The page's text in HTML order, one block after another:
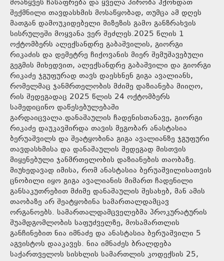
მოაწყვეს ჩასაფრება და ყველა პირობა ჰქონდათ
შექმნილი თავდასხმის მოსაწყობად, თუმცა ამ დღეს
მათგან დამოუკიდებელი მიზეზის გამო განზრახვის
სისრულეში მოყვანა ვერ შეძლეს.2025 წლის 1
ოქტომბერს ალექსანდრე გაბაშვილის, გიორგი
რიკაძის და დემეტრე ჩიქოვანის მიერ შემუშავებული
გეგმის მიხედვით, ალექსანდრე გაბაშვილი და გიორგი
რიკაძე ჯგუფურად თავს დაესხნენ გიგა ავალიანს,
რომელმაც ჯანმრთელობის მძიმე დაზიანება მიიღო,
რის შედეგადაც 2025 წლის 24 ოქტომბერს
სამედიცინო დაწესებულებაში
გარდაიცვალა.დანაშაულის ჩადენისთანავე, გიორგი
რიკაძე დაუკავშირდა თავის მეგობარ ანასტასია
ბერუაშვილს და შეატყობინა გიგა ავალიანზე ჯგუფური
თავდასხმისა და დანაშაულის შედეგად მისთვის
მიყენებული ჯანმრთელობის დაზიანების თაობაზე.
მიუხედავად იმისა, რომ ანასტასია ბერუაშვილისათვის
ცნობილი იყო გიგა ავალიანის მიმართ ჩადენილი
განსაკუთრებით მძიმე დანაშაულის შესახებ, მან ამის
თაობაზე არ შეატყობინა სამართალდამცავ
ორგანოებს. სამართალდამცველებმა პროკურატურის
შუამდგომლობის საფუძველზე, მოსამართლის
განჩინებით ნია იმნაძე და ანასტასია ბერუაშვილი 5
აგვისტოს დააკავეს. ნია იმნაძეს ბრალდება
საქართველოს სისხლის სამართლის კოდექსის 25,